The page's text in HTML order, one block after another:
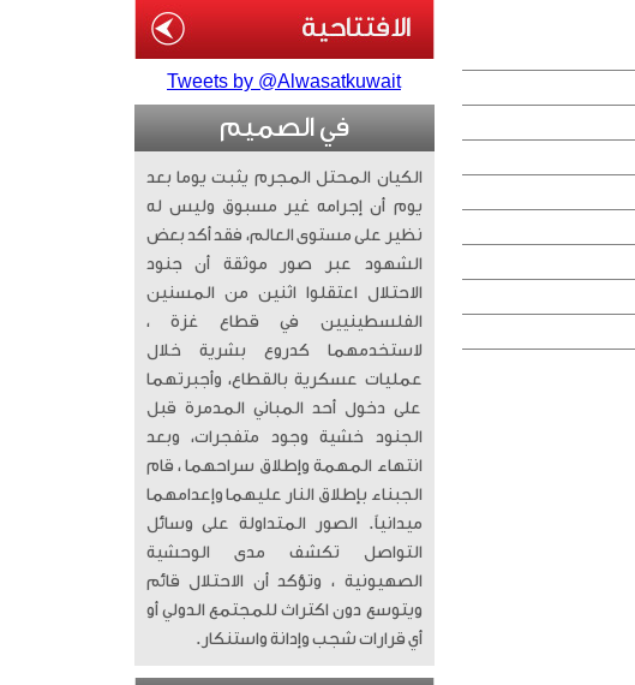
Tweets by @Alwasatkuwait
في الصميم
الكيان المحتل المجرم يثبت يوما بعد
يوم أن إجرامه غير مسبوق وليس له
نظير على مستوى العالم، فقد أكد بعض
الشهود عبر صور موثقة أن جنود
الاحتلال اعتقلوا اثنين من المسنين
الفلسطينيين في قطاع غزة ،
لاستخدمهما كدروع بشرية خلال
عمليات عسكرية بالقطاع، وأجبرتهما
على دخول أحد المباني المدمرة قبل
الجنود خشية وجود متفجرات، وبعد
انتهاء المهمة وإطلاق سراحهما ، قام
الجبناء بإطلاق النار عليهما وإعدامهما
ميدانياً. الصور المتداولة على وسائل
التواصل تكشف مدى الوحشية
الصهيونية ، وتؤكد أن الاحتلال قائم
ويتوسع دون اكتراث للمجتمع الدولي أو
أي قرارات شجب وإدانة واستنكار.